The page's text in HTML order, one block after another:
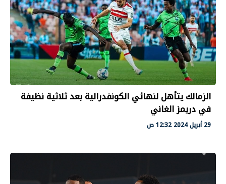
الزمالك يتأهل لنهائي الكونفدرالية بعد ثلاثية نظيفة
في دريمز الغاني
29 أبريل 2024 12:32 ص